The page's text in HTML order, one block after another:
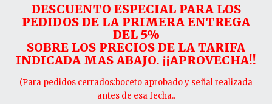
DESCUENTO ESPECIAL PARA LOS
PEDIDOS DE LA PRIMERA ENTREGA
DEL 5%
SOBRE LOS PRECIOS DE LA TARIFA
INDICADA MAS ABAJO. ¡¡APROVECHA!!
(Para pedidos cerrados:boceto aprobado y señal realizada
antes de esa fecha..